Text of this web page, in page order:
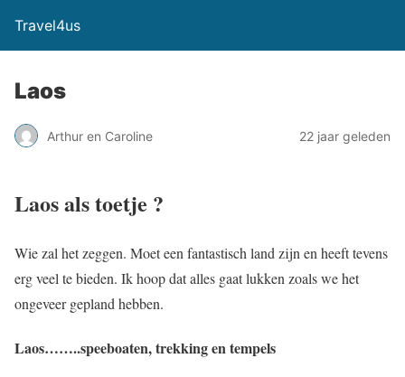
Travel4us
Laos
Arthur en Caroline 22 jaar geleden
Laos als toetje ?
Wie zal het zeggen. Moet een fantastisch land zijn en heeft tevens
erg veel te bieden. Ik hoop dat alles gaat lukken zoals we het
ongeveer gepland hebben.
Laos……..speeboaten, trekking en tempels